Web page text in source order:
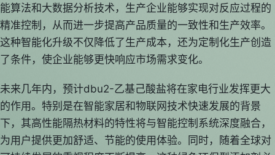
能算法和大数据分析技术，生产企业能够实现对反应过程的
精准控制，从而进一步提高产品质量的一致性和生产效率。
这种智能化升级不仅降低了生产成本，还为定制化生产创造
了条件，使企业能够更快响应市场需求变化。
未来几年内，预计dbu2-乙基己酸盐将在家电行业发挥更大
的作用。特别是在智能家居和物联网技术快速发展的背景
下，其高性能隔热材料的特性将与智能控制系统深度融合，
为用户提供更加舒适、节能的使用体验。同时，随着全球对